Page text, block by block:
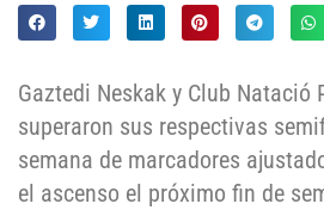
Gaztedi Neskak y Club Natació
superaron sus respectivas
semana de marcadores
el ascenso el próximo fin de